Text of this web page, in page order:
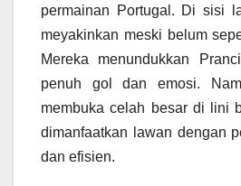
permainan Portugal. Di sisi
meyakinkan meski belum
Mereka menundukkan
penuh gol dan emosi.
membuka celah besar di lini
dimanfaatkan lawan dengan
dan efisien.